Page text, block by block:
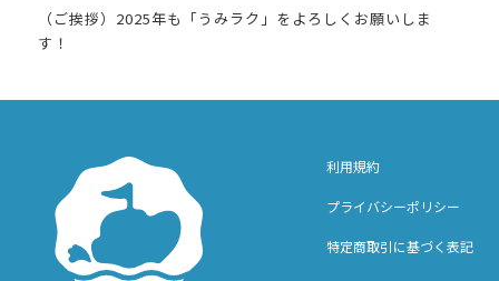
（ご挨拶）2025年も「うみラク」をよろしくお願いしま
す！
利用規約
プライバシーポリシー
特定商取引に基づく表記